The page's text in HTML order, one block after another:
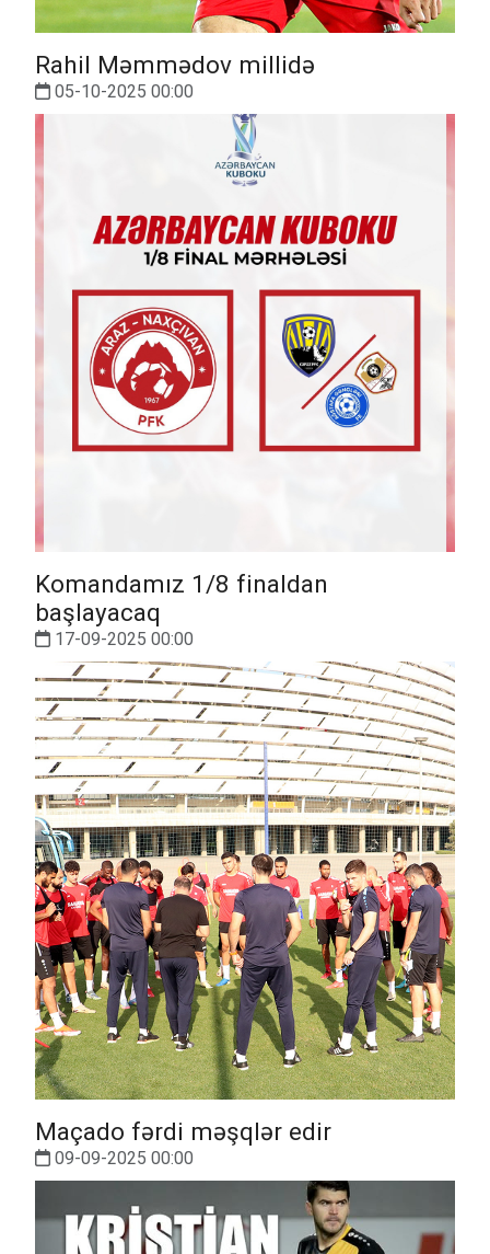
Rahil Məmmədov millidə
05-10-2025 00:00
Komandamız 1/8 finaldan
başlayacaq
17-09-2025 00:00
Maçado fərdi məşqlər edir
09-09-2025 00:00